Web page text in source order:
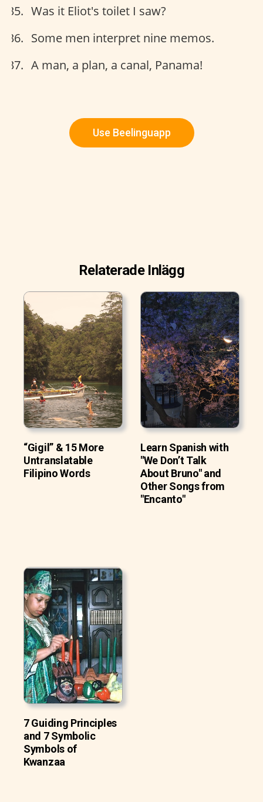
Was it Eliot's toilet I saw?
Some men interpret nine memos.
A man, a plan, a canal, Panama!
Use Beelinguapp
Relaterade Inlägg
“Gigil” & 15 More
Untranslatable
Filipino Words
Learn Spanish with
"We Don’t Talk
About Bruno" and
Other Songs from
"Encanto"
7 Guiding Principles
and 7 Symbolic
Symbols of
Kwanzaa